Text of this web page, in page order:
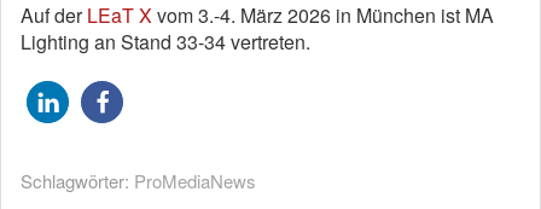
Auf derLEaT Xvom 3.-4. März 2026 in München ist MA
Lighting an Stand 33-34 vertreten.
Schlagwörter: ProMediaNews